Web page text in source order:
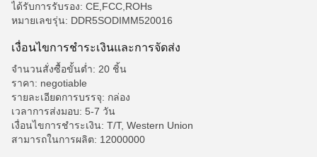
ได้รับการรับรอง: CE,FCC,ROHs
หมายเลขรุ่น: DDR5SODIMM520016
เงื่อนไขการชําระเงินและการจัดส่ง
จำนวนสั่งซื้อขั้นต่ำ: 20 ชิ้น
ราคา: negotiable
รายละเอียดการบรรจุ: กล่อง
เวลาการส่งมอบ: 5-7 วัน
เงื่อนไขการชำระเงิน: T/T, Western Union
สามารถในการผลิต: 12000000